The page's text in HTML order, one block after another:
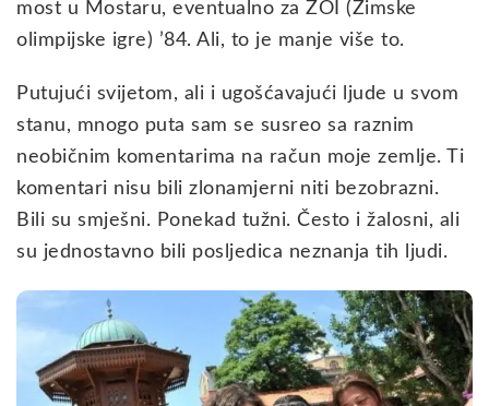
most u Mostaru, eventualno za ZOI (Zimske
olimpijske igre) ’84. Ali, to je manje više to.
Putujući svijetom, ali i ugošćavajući ljude u svom
stanu, mnogo puta sam se susreo sa raznim
neobičnim komentarima na račun moje zemlje. Ti
komentari nisu bili zlonamjerni niti bezobrazni.
Bili su smješni. Ponekad tužni. Često i žalosni, ali
su jednostavno bili posljedica neznanja tih ljudi.